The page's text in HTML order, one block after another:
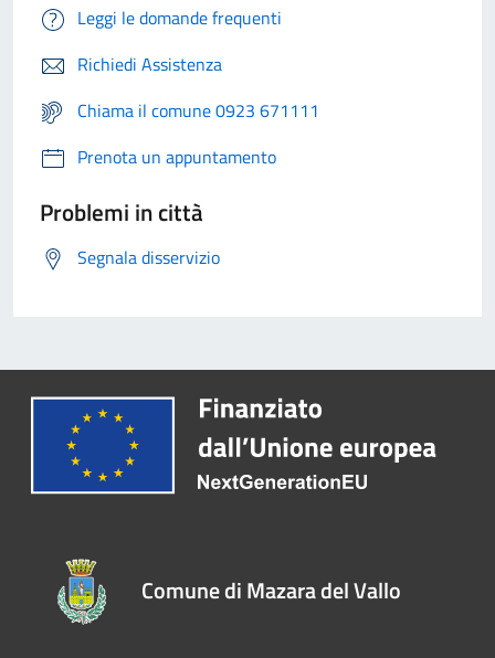
Leggi le domande frequenti
Richiedi Assistenza
Chiama il comune 0923 671111
Prenota un appuntamento
Problemi in città
Segnala disservizio
Comune di Mazara del Vallo